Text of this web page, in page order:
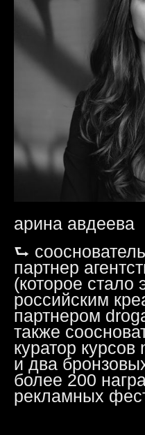
арина авдеева
⮑
партнер
(которое стало
российским
партнером
также
куратор курсов
и два
более 200
рекламных